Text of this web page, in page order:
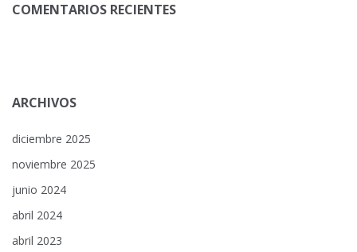
COMENTARIOS RECIENTES
ARCHIVOS
diciembre 2025
noviembre 2025
junio 2024
abril 2024
abril 2023